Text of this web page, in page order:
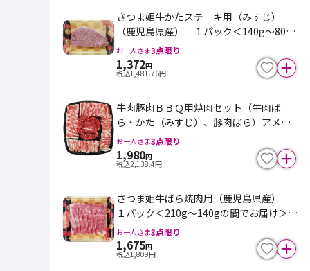
さつま姫牛かたステ－キ用（みすじ）
（鹿児島県産） １パック＜140g～80g
の間でお届け＞100ｇ当り980円 ※最終
売価は100ｇ単価×重量となります
お一人さま3点限り
1,372円
税込1,481.76円
牛肉豚肉ＢＢＱ用焼肉セット（牛肉ば
ら・かた（みすじ）、豚肉ばら）アメリ
カ産 １パック５００g 100ｇ当り396
円
お一人さま3点限り
1,980円
税込2,138.4円
さつま姫牛ばら焼肉用（鹿児島県産）
１パック＜210g～140gの間でお届け＞10
0ｇ当り798円 ※最終売価は100ｇ単価
×重量となります
お一人さま3点限り
1,675円
税込1,809円